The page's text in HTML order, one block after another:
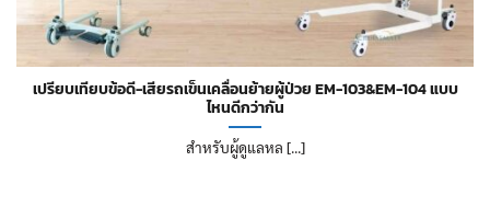
เปรียบเทียบข้อดี-เสียรถเข็นเคลื่อนย้ายผู้ป่วย EM-103&EM-104 แบบ
ไหนดีกว่ากัน
สำหรับผู้ดูแลหล [...]